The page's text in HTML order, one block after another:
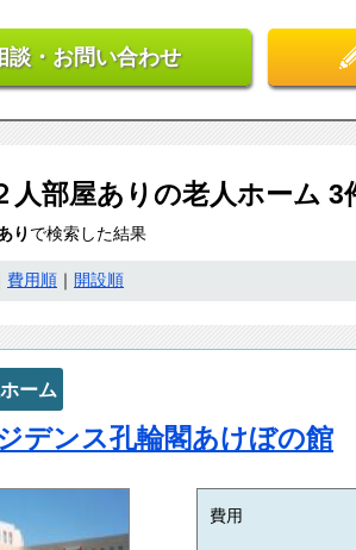
談・お問い合わせ
人部屋あり の老人ホーム 3
り で検索した結果
費用順 開設順
ーム
デンス孔輪閣あけぼの館
費用